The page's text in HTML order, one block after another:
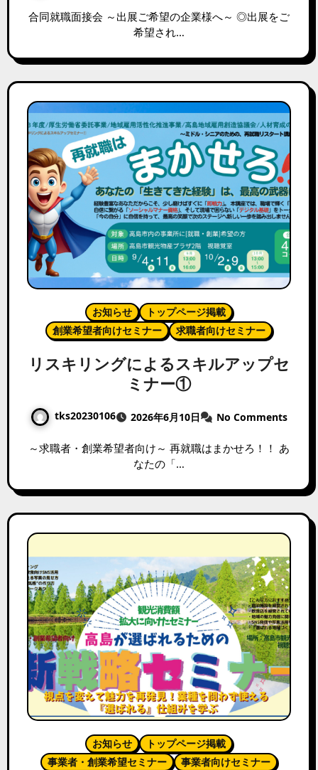
合同就職面接会 ～出展ご希望の企業様へ～ ◎出展をご
希望され…
お知らせ
トップページ掲載
創業希望者向けセミナー
求職者向けセミナー
リスキリングによるスキルアップセ
ミナー①
tks20230106 2026年6月10日 No Comments
～求職者・創業希望者向け～ 再就職はまかせろ！！ あ
なたの「…
お知らせ
トップページ掲載
事業者・創業希望セミナー
事業者向けセミナー